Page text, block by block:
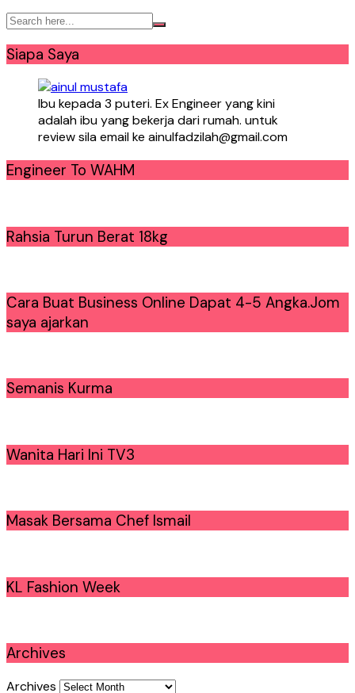
Siapa Saya
Ibu kepada 3 puteri. Ex Engineer yang kini
adalah ibu yang bekerja dari rumah. untuk
review sila email ke ainulfadzilah@gmail.com
Engineer To WAHM
Rahsia Turun Berat 18kg
Cara Buat Business Online Dapat 4-5 Angka.Jom
saya ajarkan
Semanis Kurma
Wanita Hari Ini TV3
Masak Bersama Chef Ismail
KL Fashion Week
Archives
Archives